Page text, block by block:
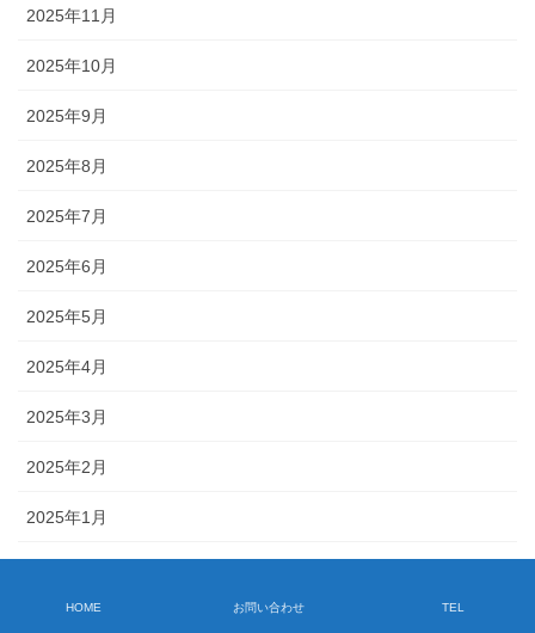
2025年11月
2025年10月
2025年9月
2025年8月
2025年7月
2025年6月
2025年5月
2025年4月
2025年3月
2025年2月
2025年1月
2024年11月
HOME お問い合わせ TEL